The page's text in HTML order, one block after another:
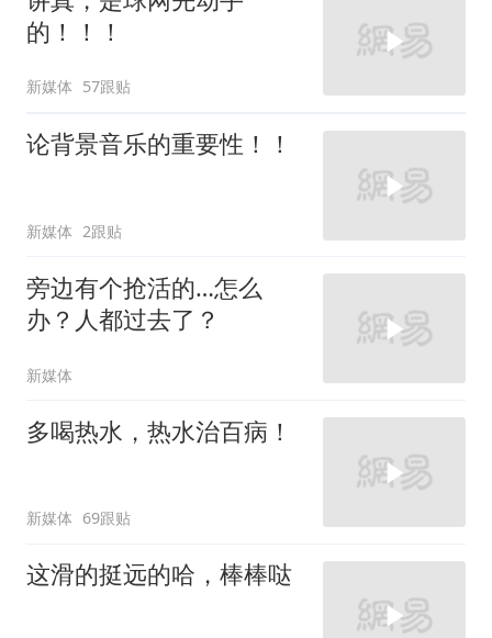
的！！！
新媒体 57跟贴
论背景音乐的重要性！！
新媒体 2跟贴
旁边有个抢活的…怎么
办？人都过去了？
新媒体
多喝热水，热水治百病！
新媒体 69跟贴
这滑的挺远的哈，棒棒哒